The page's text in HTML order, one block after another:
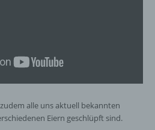
alle uns aktuell bekannten
Eiern geschlüpft sind.